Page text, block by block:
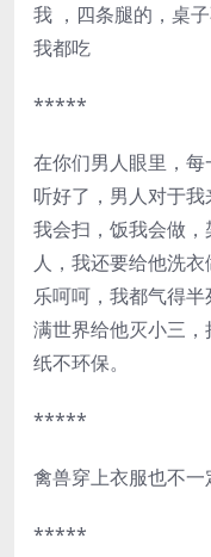
我 ，四条腿的，桌
我都吃
*****
在你们男人眼里，
听好了，男人对于
我会扫，饭我会做
人，我还要给他洗
乐呵呵，我都气得
满世界给他灭小三
纸不环保。
*****
禽兽穿上衣服也不一
*****